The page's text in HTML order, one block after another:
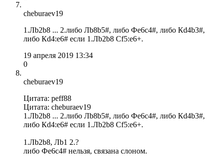
cheburaev19
1.Лb2b8 ... 2.либо Лb8b5#, либо Фe6c4#, либо Кd4b3#,
либо Кd4:e6# если 1.Лb2b8 Cf5:e6+.
19 апреля 2019 13:34
0
cheburaev19
Цитата: peff88
Цитата: cheburaev19
1.Лb2b8 ... 2.либо Лb8b5#, либо Фe6c4#, либо Кd4b3#,
либо Кd4:e6# если 1.Лb2b8 Cf5:e6+.
1.Лb2b8, Лb1 2.?
либо Фe6c4# нельзя, связана слоном.